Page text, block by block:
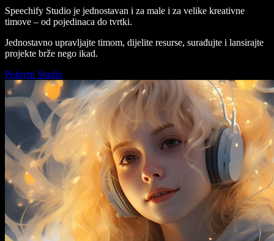
Speechify Studio je jednostavan i za male i za velike kreativne
timove – od pojedinaca do tvrtki.
Jednostavno upravljajte timom, dijelite resurse, surađujte i lansirajte
projekte brže nego ikad.
Pokreni Studio